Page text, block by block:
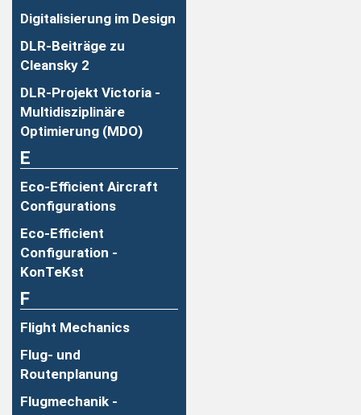
Digitalisierung im Design
DLR-Beiträge zu
Cleansky 2
DLR-Projekt Victoria -
Multidisziplinäre
Optimierung (MDO)
E
Eco-Efficient Aircraft
Configurations
Eco-Efficient
Configuration -
KonTeKst
F
Flight Mechanics
Flug- und
Routenplanung
Flugmechanik -